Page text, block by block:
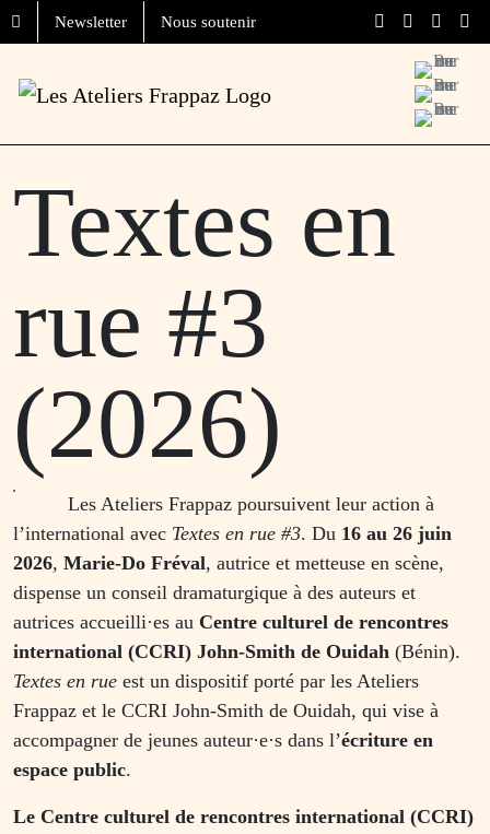
Aller au contenu
Skip to footer
Nous soutenir
Newsletter
Textes en
rue #3
(2026)
Les Ateliers Frappaz poursuivent leur action à
lʼinternational avec Textes en rue #3. Du 16 au 26 juin
2026, Marie-Do Fréval, autrice et metteuse en scène,
dispense un conseil dramaturgique à des auteurs et
autrices accueilli·es au Centre culturel de rencontres
international (CCRI) John-Smith de Ouidah (Bénin).
Textes en rue est un dispositif porté par les Ateliers
Frappaz et le CCRI John-Smith de Ouidah, qui vise à
accompagner de jeunes auteur·e·s dans l’écriture en
espace public.
Le Centre culturel de rencontres international (CCRI)